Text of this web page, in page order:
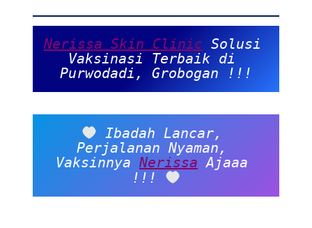
Nerissa Skin Clinic Solusi
Vaksinasi Terbaik di
Purwodadi, Grobogan !!!
Ibadah Lancar,
Perjalanan Nyaman,
Vaksinnya Nerissa Ajaaa
!!!